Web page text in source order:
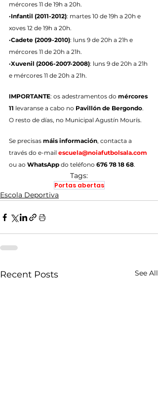
mércores 11 de 19h a 20h.
·Infantil (2011-2012): martes 10 de 19h a 20h e
xoves 12 de 19h a 20h.
·Cadete (2009-2010): luns 9 de 20h a 21h e
mércores 11 de 20h a 21h.
·Xuvenil (2006-2007-2008): luns 9 de 20h a 21h
e mércores 11 de 20h a 21h.
IMPORTANTE: os adestramentos do mércores
11 levaranse a cabo no Pavillón de Bergondo.
O resto de días, no Municipal Agustín Mourís.
Se precisas máis información, contacta a
través do e-mail escuela@noiafutbolsala.com
ou ao WhatsApp do teléfono 676 78 18 68.
Tags:
Portas abertas
Escola Deportiva
Recent Posts See All